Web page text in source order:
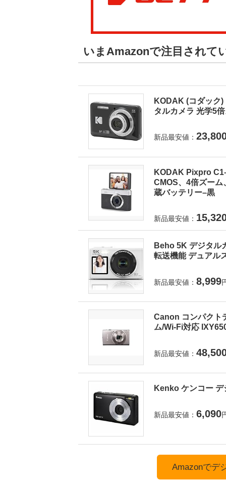
いまAmazonで注目されて
KODAK (コダック
タルカメラ 光学5
新品最安値：
KODAK Pixpro
CMOS、4倍ズー
蔵バッテリー–黒
新品最安値：
Beho 5K デジタル
転送機能 デュアル
新品最安値： 8,999
Canon コンパクト
ム/Wi-Fi対応
新品最安値：
Kenko ケンコー
新品最安値： 6,090
Amazonでデ